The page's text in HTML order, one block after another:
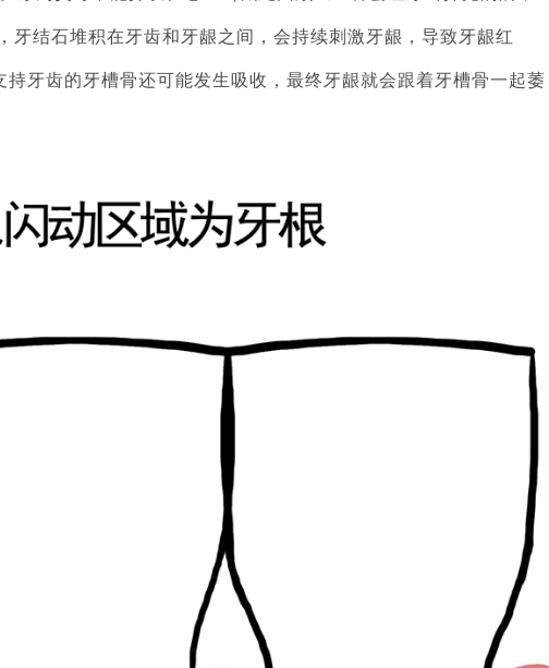
牙结石堆积在牙齿和牙龈之间，会持续刺激牙龈，导致牙龈红
牙齿的牙槽骨还可能发生吸收，最终牙龈就会跟着牙槽骨一起萎